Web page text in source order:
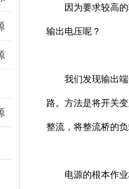
因为要求较高的
输出电压呢？
我们发现输出端
路。方法是将开关
整流，将整流桥的
电源的根本作业